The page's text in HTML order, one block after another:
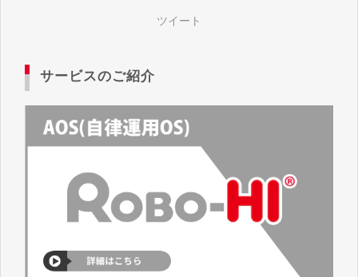
ツイート
サービスのご紹介